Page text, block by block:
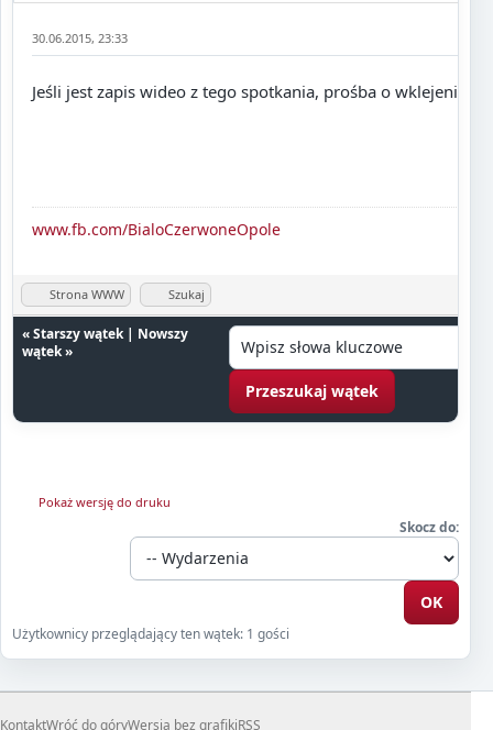
30.06.2015, 23:33
Jeśli jest zapis wideo z tego spotkania, prośba o wklejenie
www.fb.com/BialoCzerwoneOpole
Strona WWW Szukaj
«Starszy wątek| Nowszy
wątek»
Pokaż wersję do druku
Skocz do:
Użytkownicy przeglądający ten wątek: 1 gości
KontaktWróć do góryWersja bez grafikiRSS